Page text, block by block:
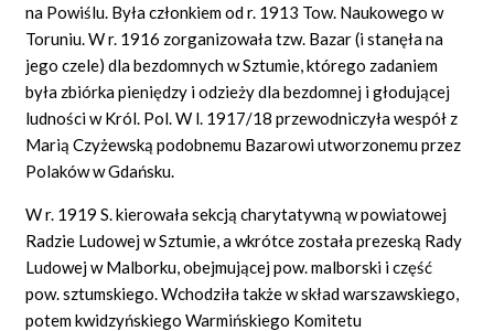
na Powiślu. Była członkiem od r. 1913 Tow. Naukowego w
Toruniu. W r. 1916 zorganizowała tzw. Bazar (i stanęła na
jego czele) dla bezdomnych w Sztumie, którego zadaniem
była zbiórka pieniędzy i odzieży dla bezdomnej i głodującej
ludności w Król. Pol. W l. 1917/18 przewodniczyła wespół z
Marią Czyżewską podobnemu Bazarowi utworzonemu przez
Polaków w Gdańsku.
W r. 1919 S. kierowała sekcją charytatywną w powiatowej
Radzie Ludowej w Sztumie, a wkrótce została prezeską Rady
Ludowej w Malborku, obejmującej pow. malborski i część
pow. sztumskiego. Wchodziła także w skład warszawskiego,
potem kwidzyńskiego Warmińskiego Komitetu